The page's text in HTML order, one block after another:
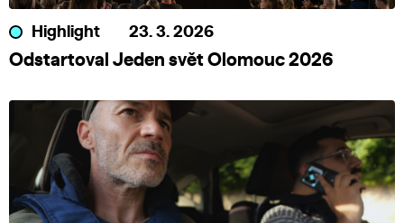
Highlight 23. 3. 2026
Odstartoval Jeden svět Olomouc 2026